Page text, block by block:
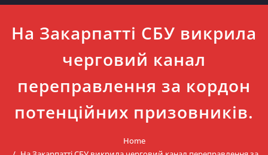
На Закарпатті СБУ викрила
черговий канал
переправлення за кордон
потенційних призовників.
Home